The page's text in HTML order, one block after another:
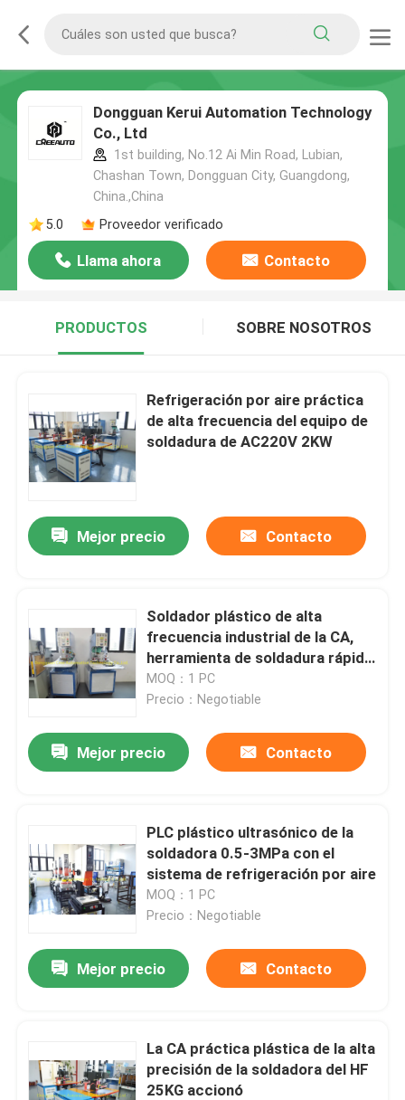
Dongguan Kerui Automation Technology
Co., Ltd
1st building, No.12 Ai Min Road, Lubian,
Chashan Town, Dongguan City, Guangdong,
China.,China
5.0
Proveedor verificado
Llama ahora Contacto
PRODUCTOS SOBRE NOSOTROS
Refrigeración por aire práctica
de alta frecuencia del equipo de
soldadura de AC220V 2KW
Mejor precio Contacto
Soldador plástico de alta
frecuencia industrial de la CA,
herramienta de soldadura rápida
multifuncional
MOQ：1 PC
Precio：Negotiable
Mejor precio Contacto
PLC plástico ultrasónico de la
soldadora 0.5-3MPa con el
sistema de refrigeración por aire
MOQ：1 PC
Precio：Negotiable
Mejor precio Contacto
La CA práctica plástica de la alta
precisión de la soldadora del HF
25KG accionó